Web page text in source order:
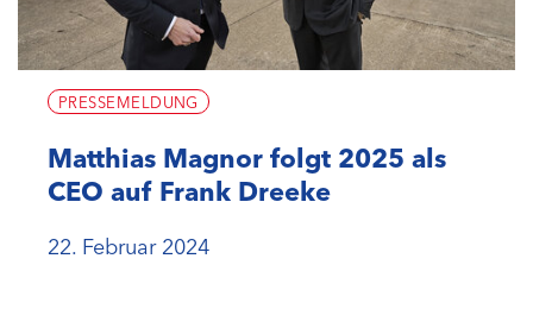
PRESSEMELDUNG
Matthias Magnor folgt 2025 als
CEO auf Frank Dreeke
22. Februar 2024